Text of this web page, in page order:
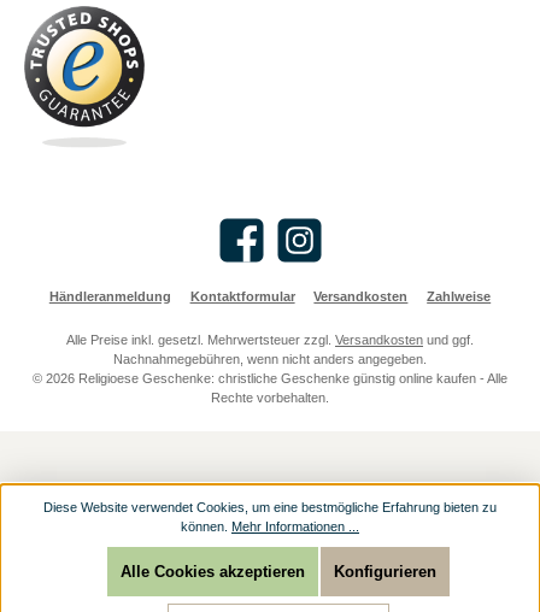
Facebook Instagram
Händleranmeldung Kontaktformular Versandkosten Zahlweise
Alle Preise inkl. gesetzl. Mehrwertsteuer zzgl. Versandkosten und ggf.
Nachnahmegebühren, wenn nicht anders angegeben.
© 2026 Religioese Geschenke: christliche Geschenke günstig online kaufen - Alle
Rechte vorbehalten.
Diese Website verwendet Cookies, um eine bestmögliche Erfahrung bieten zu
können. Mehr Informationen ...
Konfigurieren
Alle Cookies akzeptieren